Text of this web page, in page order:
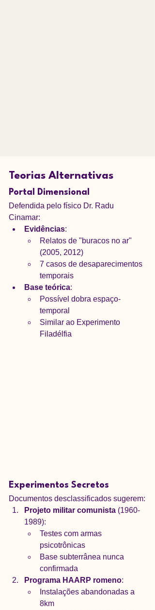
Teorias Alternativas
Portal Dimensional
Defendida pelo físico Dr. Radu
Cinamar:
Evidências:
Relatos de "buracos no ar"
(2005, 2012)
7 casos de desaparecimentos
temporais
Base teórica:
Possível dobra espaço-
temporal
Similar ao Experimento
Filadélfia
Experimentos Secretos
Documentos desclassificados sugerem:
Projeto militar comunista (1960-
1989):
Testes com armas
psicotrônicas
Base subterrânea nunca
confirmada
Programa HAARP romeno:
Instalações abandonadas a
8km